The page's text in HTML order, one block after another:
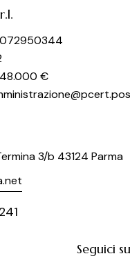
48.000 €
3/b 43124 Parma
Seguici